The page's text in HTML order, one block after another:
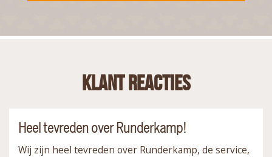
Klant reacties
Heel tevreden over Runderkamp!
Wij zijn heel tevreden over Runderkamp, de service,